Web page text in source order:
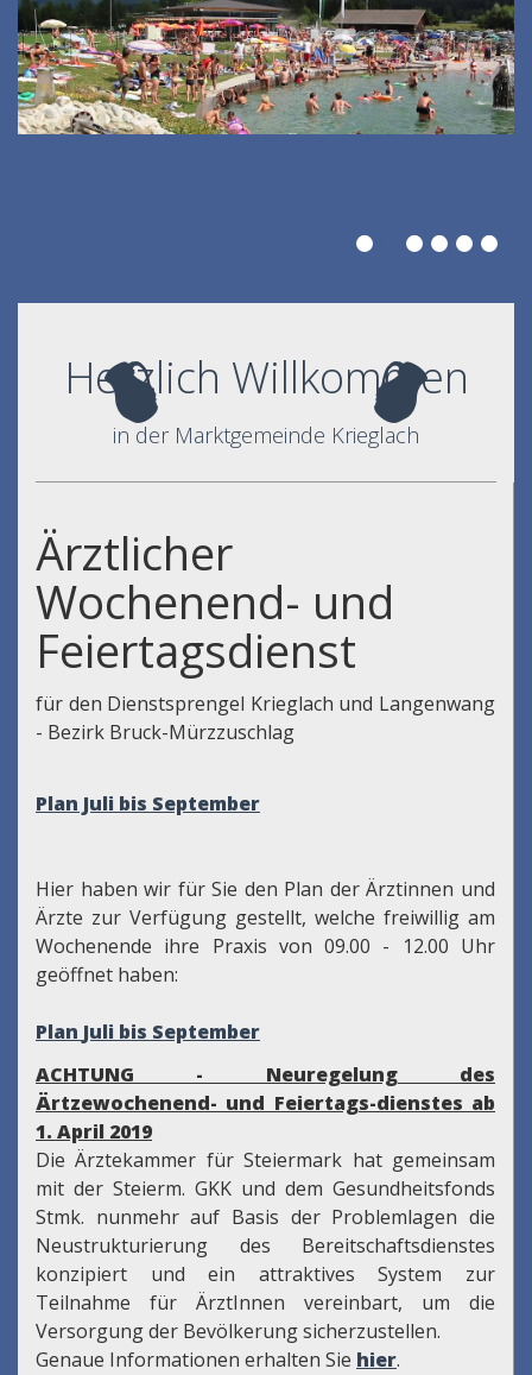
Herzlich Willkommen
in der Marktgemeinde Krieglach
Ärztlicher
Wochenend- und
Feiertagsdienst
für den Dienstsprengel Krieglach und Langenwang
- Bezirk Bruck-Mürzzuschlag
Plan Juli bis September
Hier haben wir für Sie den Plan der Ärztinnen und
Ärzte zur Verfügung gestellt, welche freiwillig am
Wochenende ihre Praxis von 09.00 - 12.00 Uhr
geöffnet haben:
Plan Juli bis September
ACHTUNG - Neuregelung des
Ärtzewochenend- und Feiertags-dienstes ab
1. April 2019
Die Ärztekammer für Steiermark hat gemeinsam
mit der Steierm. GKK und dem Gesundheitsfonds
Stmk. nunmehr auf Basis der Problemlagen die
Neustrukturierung des Bereitschaftsdienstes
konzipiert und ein attraktives System zur
Teilnahme für ÄrztInnen vereinbart, um die
Versorgung der Bevölkerung sicherzustellen.
Genaue Informationen erhalten Sie hier.